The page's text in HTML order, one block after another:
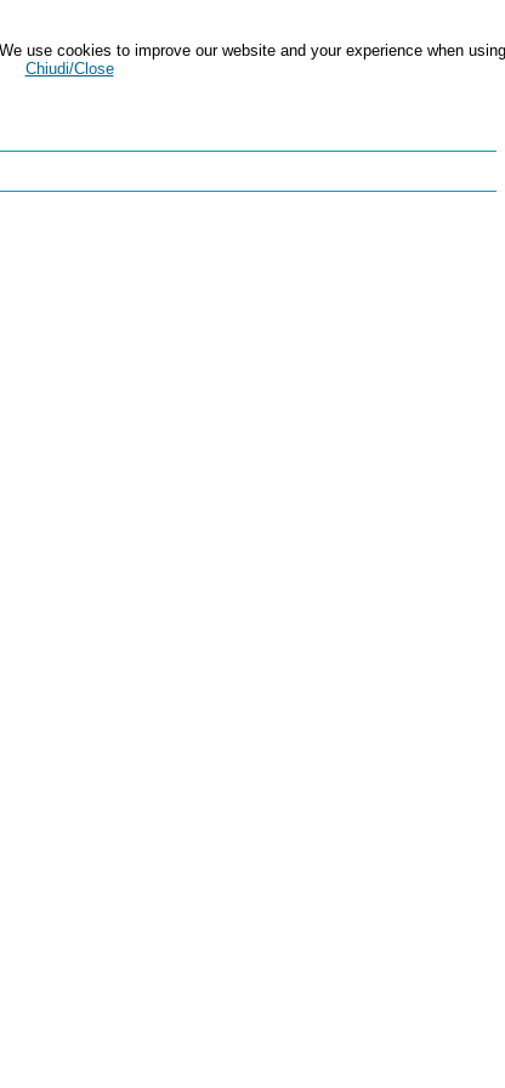
use cookies to improve our website and your experience when using
Chiudi/Close